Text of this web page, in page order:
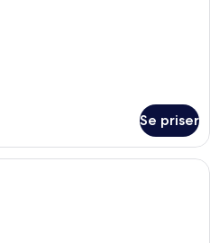
Se priser
Ett modernt sovrum med en stor